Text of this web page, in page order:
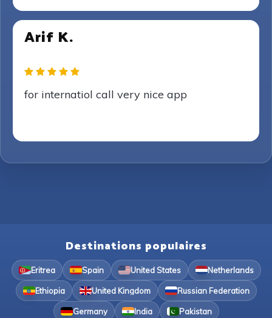
Arif K.
for internatiol call very nice app
Destinations populaires
Eritrea Spain United States Netherlands
Ethiopia United Kingdom Russian Federation
Germany India Pakistan